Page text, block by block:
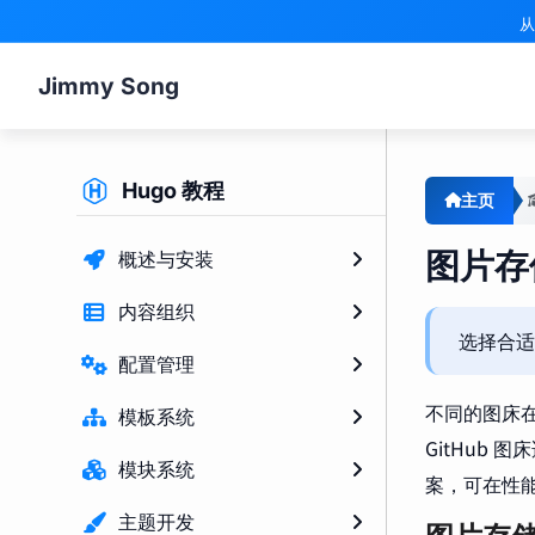
Jimmy Song
Hugo 教程
概述与安装
内容组织
配置管理
模板系统
模块系统
主题开发
主页
图片
选择合
不同的图床
GitHub 图
案，可在性